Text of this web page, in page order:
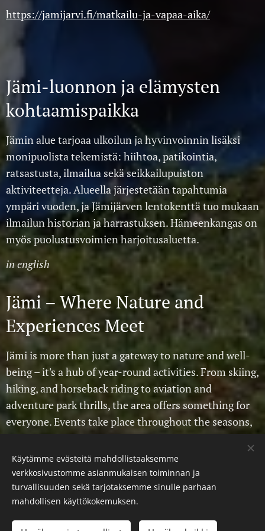
https://jamijarvi.fi/matkailu-ja-vapaa-aika/
Jämi-luonnon ja elämysten
kohtaamispaikka
Jämin alue tarjoaa ulkoilun ja hyvinvoinnin lisäksi
monipuolista tekemistä: hiihtoa, patikointia,
ratsastusta, ilmailua sekä seikkailupuiston
aktiviteetteja. Alueella järjestetään tapahtumia
ympäri vuoden, ja Jämijärven lentokenttä tuo mukaan
ilmailun historian ja harrastuksen. Hämeenkangas on
myös puolustusvoimien harjoitusaluetta.
in english
Jämi – Where Nature and
Experiences Meet
Jämi is more than just a gateway to nature and well-
being – it's a hub of year-round activities. From skiing,
hiking, and horseback riding to aviation and
adventure park thrills, the area offers something for
everyone. Events take place throughout the seasons,
and the Jämijärvi airfield brings a unique dimension
with its aviation history and active flying community.
Hämeenkangas also serves as a training area for the
Finnish Defence Forces.
Käytämme evästeitä mahdollistaaksemme
verkkosivustomme asianmukaisen toiminnan ja
turvallisuuden sekä tarjotaksemme sinulle parhaan
mahdollisen käyttökokemuksen.